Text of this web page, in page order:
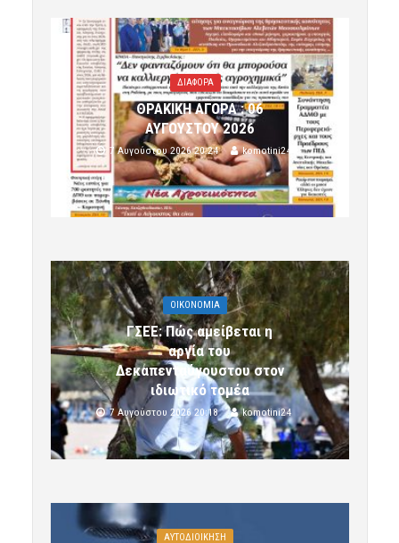
ΔΙΑΦΟΡΑ
ΘΡΑΚΙΚΗ ΑΓΟΡΑ : 06
ΑΥΓΟΥΣΤΟΥ 2026
7 Αυγούστου 2026 20:24 komotini24
OIKONOMIA
ΓΣΕΕ: Πώς αμείβεται η
αργία του
Δεκαπενταύγουστου στον
ιδιωτικό τομέα
7 Αυγούστου 2026 20:18 komotini24
ΑΥΤΟΔΙΟΙΚΗΣΗ